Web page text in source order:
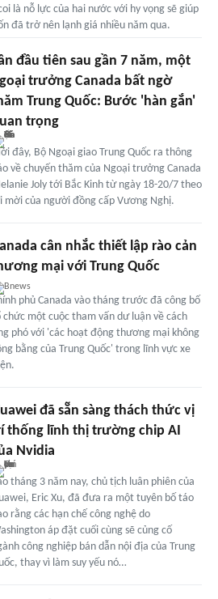
là nỗ lực của hai nước với hy vọng sẽ giúp
đã trở nên lạnh giá nhiều năm qua.
đầu tiên sau gần 7 năm, một
trưởng Canada bất ngờ
Trung Quốc: Bước 'hàn gắn'
trọng
đây, Bộ Ngoại giao Trung Quốc ra thông
về chuyến thăm của Ngoại trưởng Canada
Joly tới Bắc Kinh từ ngày 18-20/7 theo
mời của người đồng cấp Vương Nghị.
cân nhắc thiết lập rào cản
mại với Trung Quốc
Bnews
phủ Canada vào tháng trước đã công bố
chức một cuộc tham vấn dư luận về cách
phó với 'các hoạt động thương mại không
bằng của Trung Quốc' trong lĩnh vực xe
đã sẵn sàng thách thức vị
thống lĩnh thị trường chip AI
Nvidia
tháng 3 năm nay, chủ tịch luân phiên của
Eric Xu, đã đưa ra một tuyên bố táo
rằng các hạn chế công nghệ do
áp đặt cuối cùng sẽ củng cố
công nghiệp bán dẫn nội địa của Trung
thay vì làm suy yếu nó…